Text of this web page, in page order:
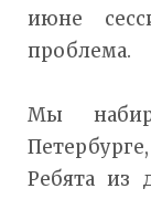
июне
проблема.
Мы
Ребята из